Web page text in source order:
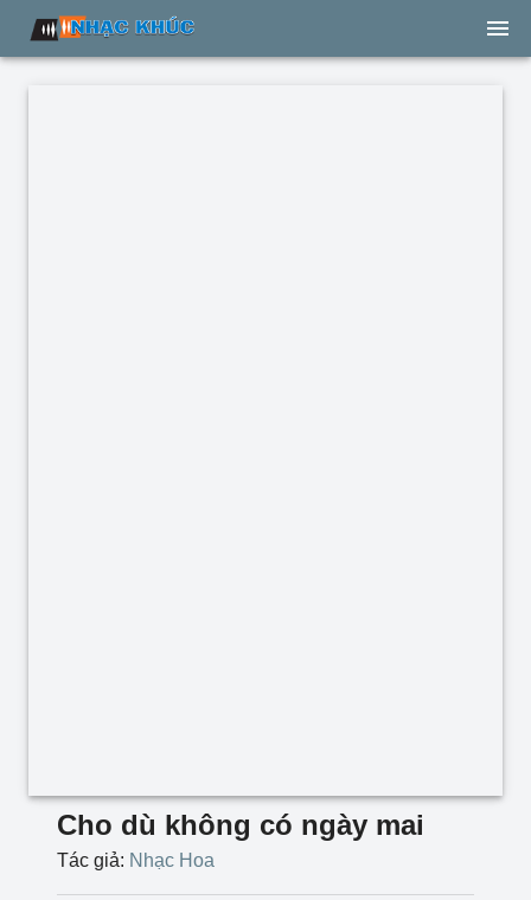
Cho dù không có ngày mai
Tác giả: Nhạc Hoa